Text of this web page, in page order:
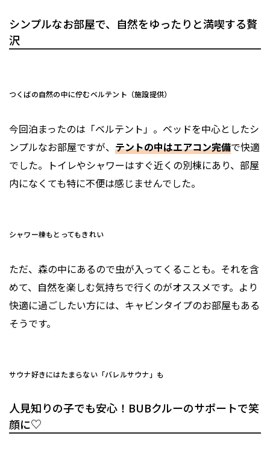
シンプルなお部屋で、自然をゆったりと満喫する贅
沢
つくばの自然の中に佇むベルテント（施設提供）
今回泊まったのは「ベルテント」。ベッドを中心としたシ
ンプルなお部屋ですが、 テントの中はエアコン完備で快適
でした。トイレやシャワーはすぐ近くの別棟にあり、部屋
内になくても特に不便は感じませんでした。
シャワー棟もとってもきれい
ただ、森の中にあるので虫が入ってくることも。それを含
めて、自然を楽しむ気持ちで行くのがオススメです。より
快適に過ごしたい方には、キャビンタイプのお部屋もある
そうです。
サウナ好きにはたまらない「バレルサウナ」も
人見知りの子でも安心！BUBクルーのサポートで笑
顔に♡